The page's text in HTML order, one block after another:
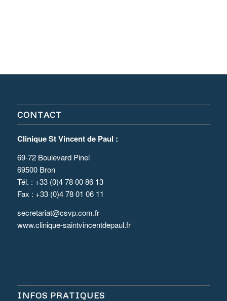
CONTACT
Clinique St Vincent de Paul :
69-72 Boulevard Pinel
69500 Bron
Tél. : +33 (0)4 78 00 86 13
Fax : +33 (0)4 78 01 06 11
secretariat@csvp.com.fr
www.clinique-saintvincentdepaul.fr
INFOS PRATIQUES